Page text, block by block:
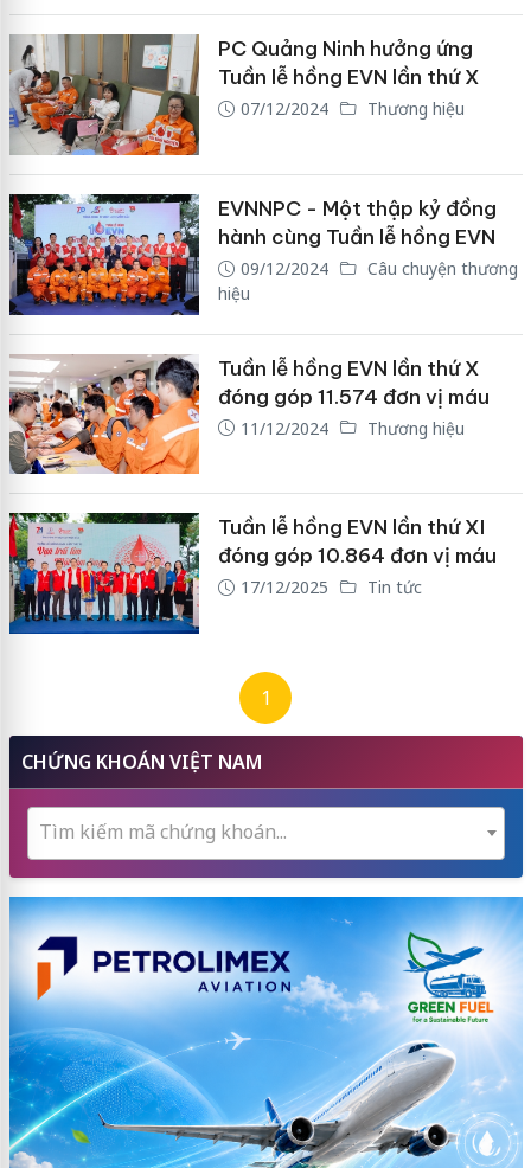
PC Quảng Ninh hưởng ứng
Tuần lễ hồng EVN lần thứ X
07/12/2024 Thương hiệu
EVNNPC - Một thập kỷ đồng
hành cùng Tuần lễ hồng EVN
09/12/2024
Câu chuyện thương
hiệu
Tuần lễ hồng EVN lần thứ X
đóng góp 11.574 đơn vị máu
11/12/2024 Thương hiệu
Tuần lễ hồng EVN lần thứ XI
đóng góp 10.864 đơn vị máu
17/12/2025 Tin tức
1
CHỨNG KHOÁN VIỆT NAM
Tìm kiếm mã chứng khoán...